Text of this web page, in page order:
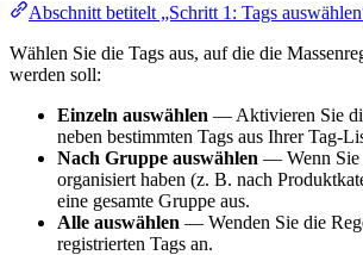
Abschnitt betitelt „Schritt 1: Tags
Wählen Sie die Tags aus, auf die die
werden soll:
Einzeln auswählen — Aktivieren Sie
neben bestimmten Tags aus Ihrer Tag-
Nach Gruppe auswählen — Wenn Sie
organisiert haben (z. B. nach
eine gesamte Gruppe aus.
Alle auswählen — Wenden Sie die
registrierten Tags an.